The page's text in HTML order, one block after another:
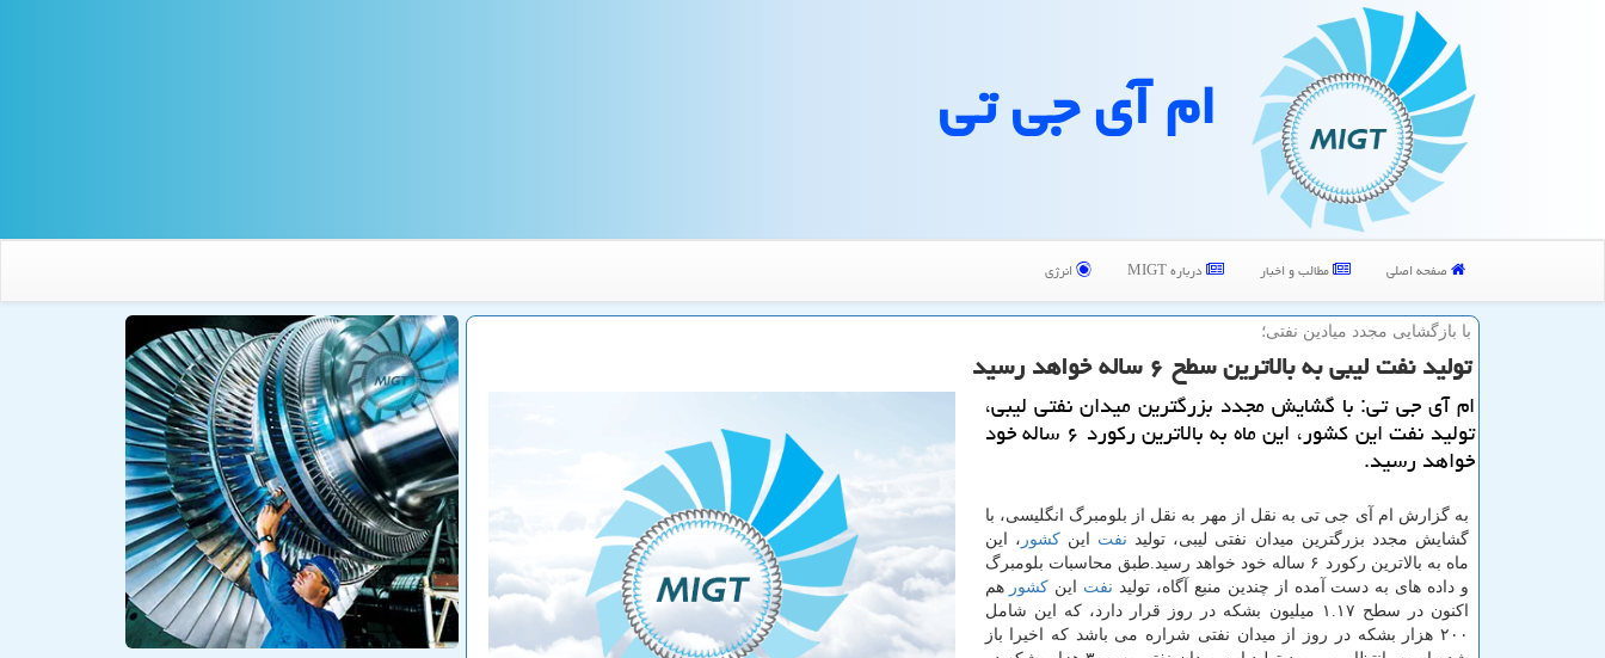
ام آی جی تی
صفحه اصلی مطالب و اخبار درباره MIGT انرژی
با بازگشایی مجدد میادین نفتی؛
تولید نفت لیبی به بالاترین سطح ۶ ساله خواهد رسید
ام آی جی تی: با گشایش مجدد بزرگترین میدان نفتی لیبی،
تولید نفت این كشور، این ماه به بالاترین ركورد ۶ ساله خود
خواهد رسید.
به گزارش ام آی جی تی به نقل از مهر به نقل از بلومبرگ انگلیسی، با
گشایش مجدد بزرگترین میدان نفتی لیبی، تولید نفت اینكشور ، این
ماه به بالاترین ركورد ۶ ساله خود خواهد رسید.طبق محاسبات بلومبرگ
و داده های به دست آمده از چندین منبع آگاه، تولید نفت این كشور هم
اكنون در سطح ۱.۱۷ میلیون بشكه در روز قرار دارد، كه این شامل
۲۰۰ هزار بشكه در روز از میدان نفتی شراره می باشد كه اخیرا باز